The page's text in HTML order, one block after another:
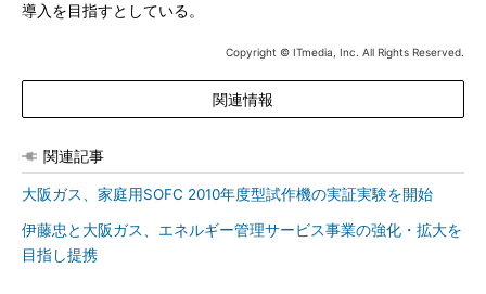
導入を目指すとしている。
Copyright © ITmedia, Inc. All Rights Reserved.
関連情報
関連記事
大阪ガス、家庭用SOFC 2010年度型試作機の実証実験を開始
伊藤忠と大阪ガス、エネルギー管理サービス事業の強化・拡大を
目指し提携